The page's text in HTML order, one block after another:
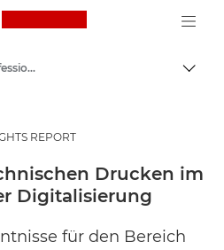
Canon Logo, back
Auf
Business-Insights - B2B & Branchen-News
Unternehmens- und professionelle Artikel
REPORT
Drucken im
Digitalisierung
für den Bereich